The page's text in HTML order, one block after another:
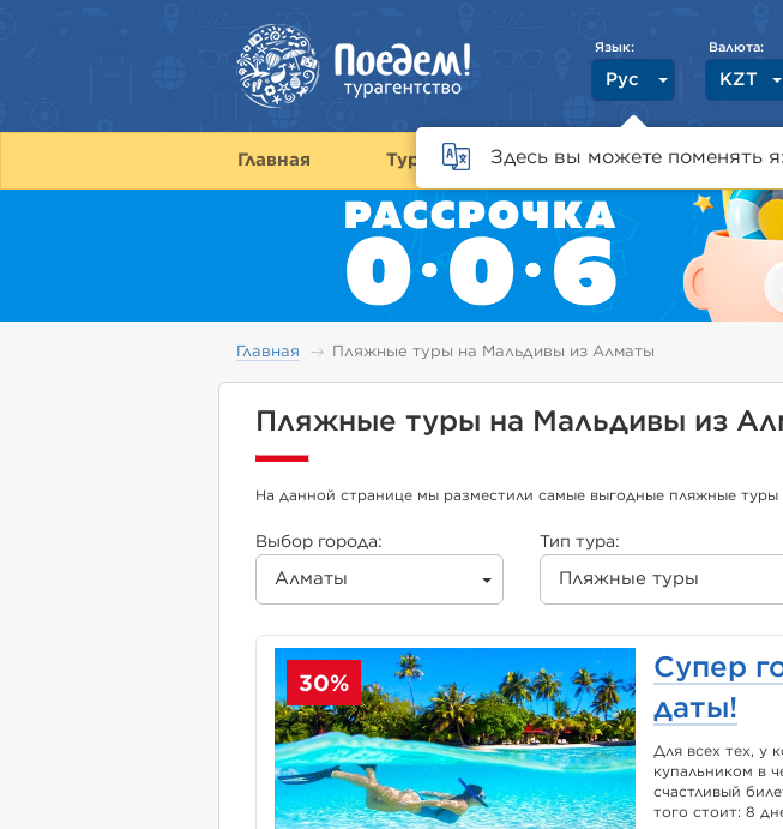
Валюта:
KZT
Язык:
Рус
Здесь вы можете поменять
Главная Туры Страны Горящие
Главная Пляжные туры на Мальдивы из Алматы
Пляжные туры на Мальдивы из
На данной странице мы разместили самые выгодные пляжные
Выбор города:
Алматы
Тип тура:
Пляжные туры
30%
Супер
даты!
Для всех тех, у
купальником в
счастливый
того стоит: 8